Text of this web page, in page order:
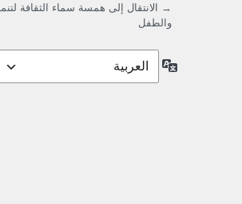
→ الانتقال إلى همسة سماء الثقافة
والطفل
اللغة